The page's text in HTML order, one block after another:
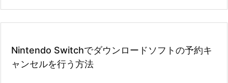
Nintendo Switchでダウンロードソフトの予約キ
ャンセルを行う方法